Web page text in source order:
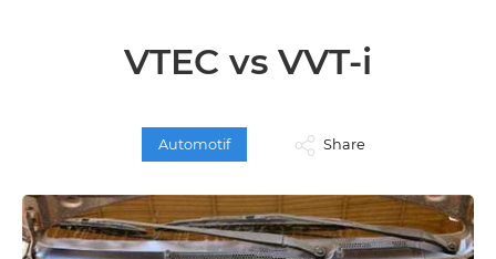
VTEC vs VVT-i
Automotif Share